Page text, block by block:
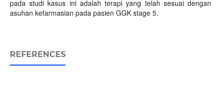
pada studi kasus ini adalah terapi yang telah sesuai dengan
asuhan kefarmasian pada pasien GGK stage 5.
REFERENCES